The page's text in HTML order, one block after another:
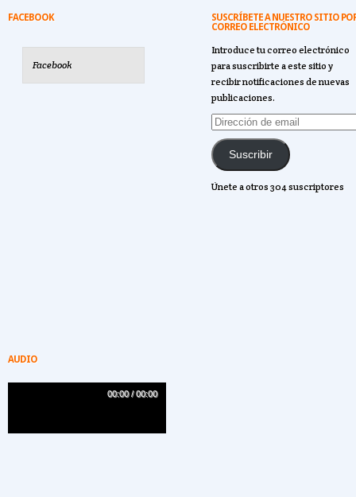
FACEBOOK
Facebook
SUSCRÍBETE A NUESTRO SITIO
CORREO ELECTRÓNICO
Introduce tu correo electrónico
para suscribirte a este sitio y
recibir notificaciones de nuevas
publicaciones.
Dirección
de
emailSuscribir
Únete a otros 304 suscriptores
AUDIO
00:00 / 00:00